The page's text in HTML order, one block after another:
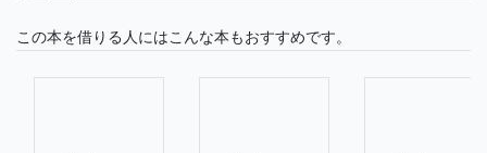
この本を借りる人にはこんな本もおすすめです。